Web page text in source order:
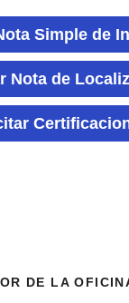
Simple de
Nota de
DE LA